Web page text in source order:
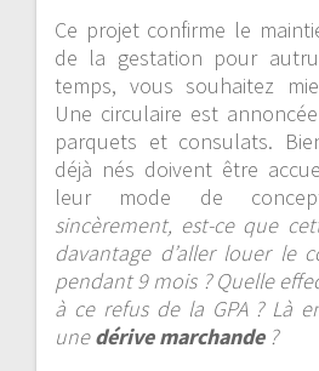
Ce projet confirme le
de la gestation pour
temps, vous souhaitez
Une circulaire est
parquets et consulats.
déjà nés doivent être
leur mode de
sincèrement, est-ce que
davantage d’aller louer le
pendant 9 mois ? Quelle
à ce refus de la GPA ? Là
unedérive marchande?